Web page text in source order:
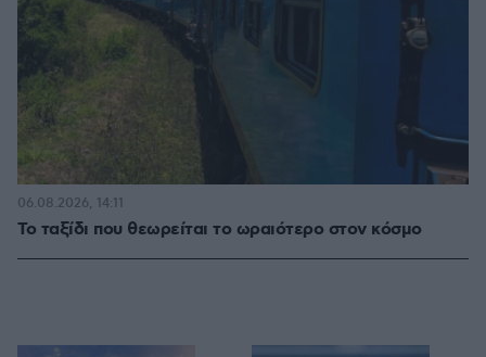
Το ταξίδι που θεωρείται το ωραιότερο στον κόσμο
06.08.2026, 14:11